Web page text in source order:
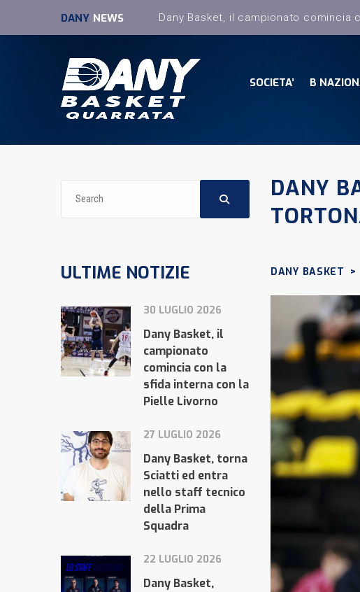
DANY NEWS
SOCIETA’ B
DANY
DANY BASKET >
ULTIME NOTIZIE
30 LUGLIO 2026
Dany Basket, il
campionato
comincia con la
sfida interna con la
Pielle Livorno
27 LUGLIO 2026
Dany Basket, torna
Sciatti ed entra
nello staff tecnico
della Prima
Squadra
22 LUGLIO 2026
Dany Basket,